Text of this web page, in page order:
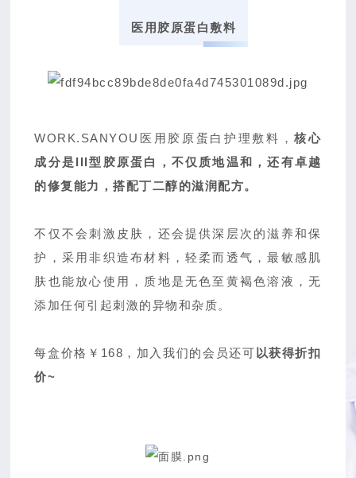
医用胶原蛋白敷料
WORK.SANYOU医用胶原蛋白护理敷料，核心
成分是III型胶原蛋白，不仅质地温和，还有卓越
的修复能力，搭配丁二醇的滋润配方。
不仅不会刺激皮肤，还会提供深层次的滋养和保
护， 采用非织造布材料，轻柔而透气，最敏感肌
肤也能放心使用，质地是无色至黄褐色溶液，无
添加任何引起刺激的异物和杂质。
每盒价格￥168，加入我们的会员还可 以获得折扣
价~